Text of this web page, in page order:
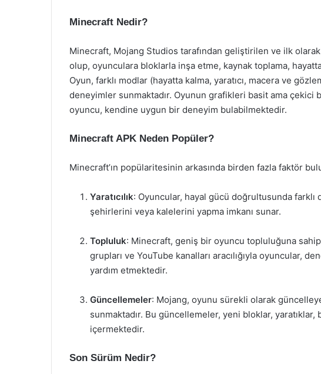
Minecraft Nedir?
Minecraft, Mojang Studios tarafından geliştirilen ve ilk
olup, oyunculara bloklarla inşa etme, kaynak toplama,
Oyun, farklı modlar (hayatta kalma, yaratıcı, macera ve
deneyimler sunmaktadır. Oyunun grafikleri basit ama çekici
oyuncu, kendine uygun bir deneyim bulabilmektedir.
Minecraft APK Neden Popüler?
Minecraft’ın popülaritesinin arkasında birden fazla faktör
Yaratıcılık: Oyuncular, hayal gücü doğrultusunda farklı
şehirlerini veya kalelerini yapma imkanı sunar.
Topluluk: Minecraft, geniş bir oyuncu topluluğuna
grupları ve YouTube kanalları aracılığıyla oyuncular,
yardım etmektedir.
Güncellemeler: Mojang, oyunu sürekli olarak
sunmaktadır. Bu güncellemeler, yeni bloklar,
içermektedir.
Son Sürüm Nedir?